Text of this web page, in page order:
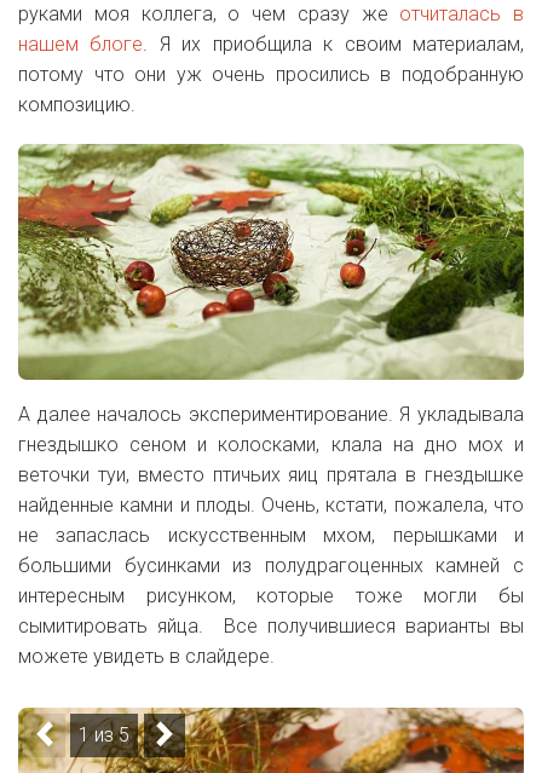
руками моя коллега, о чем сразу же отчиталась в
нашем блоге . Я их приобщила к своим материалам,
потому что они уж очень просились в подобранную
композицию.
А далее началось экспериментирование. Я укладывала
гнездышко сеном и колосками, клала на дно мох и
веточки туи, вместо птичьих яиц прятала в гнездышке
найденные камни и плоды. Очень, кстати, пожалела, что
не запаслась искусственным мхом, перышками и
большими бусинками из полудрагоценных камней с
интересным рисунком, которые тоже могли бы
сымитировать яйца. Все получившиеся варианты вы
можете увидеть в слайдере.
1 из 5